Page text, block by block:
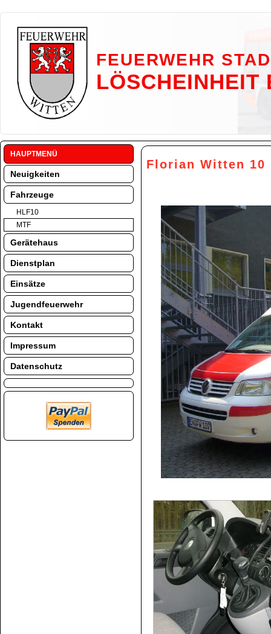
FEUERWEHR
LÖSCHEINHEIT
HAUPTMENÜ
Neuigkeiten
Fahrzeuge
HLF10
MTF
Gerätehaus
Dienstplan
Einsätze
Jugendfeuerwehr
Kontakt
Impressum
Datenschutz
Florian Witten 10